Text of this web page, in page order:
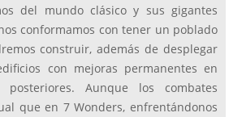
del mundo clásico y sus gigantes
conformamos con tener un poblado
construir, además de desplegar
con mejoras permanentes en
posteriores. Aunque los combates
que en 7 Wonders, enfrentándonos